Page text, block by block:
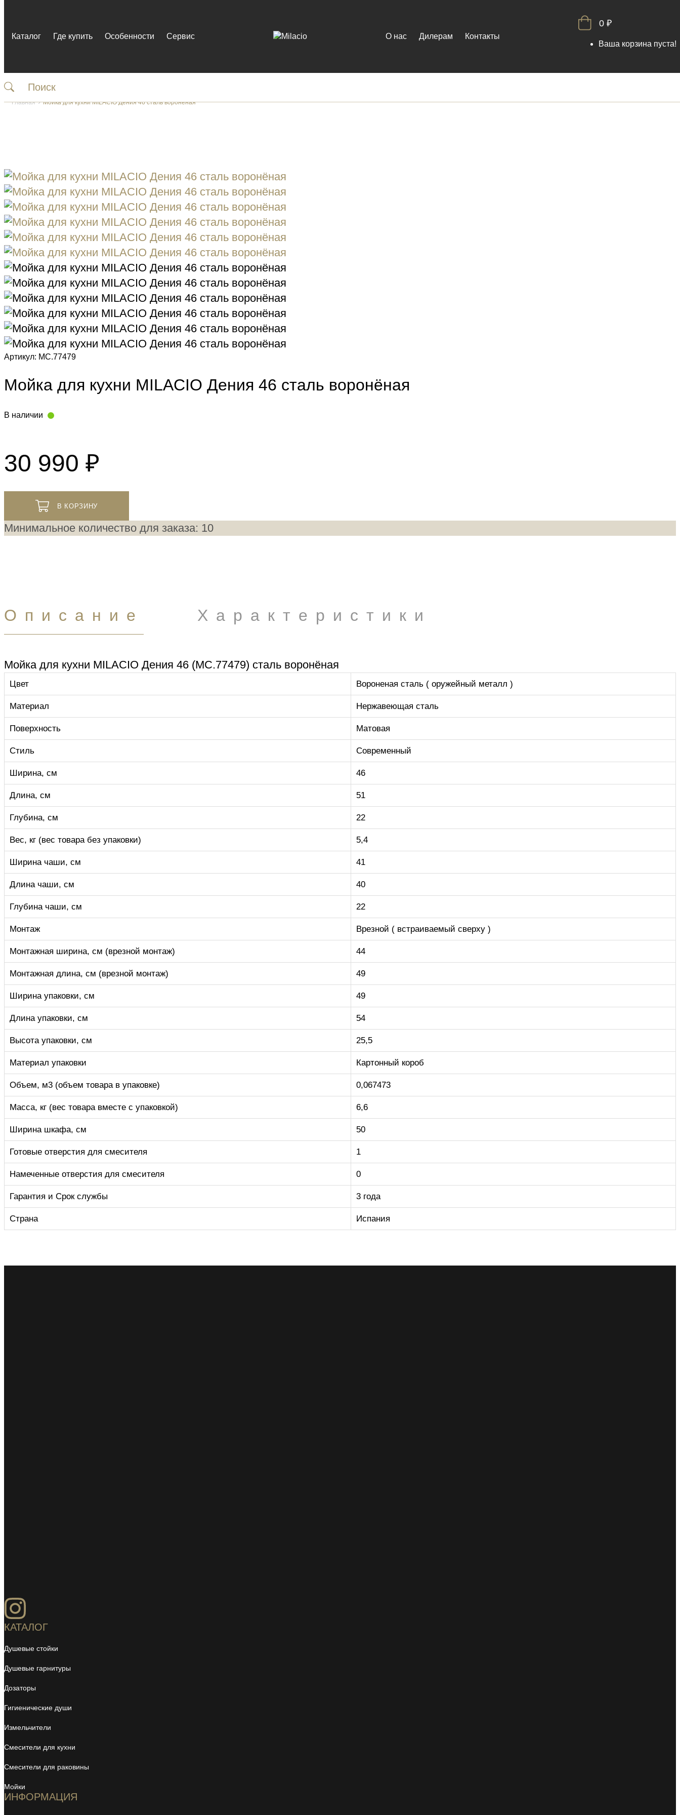
Каталог Где купить Особенности Сервис О нас Дилерам Контакты
0 ₽
Ваша корзина пуста!
Главная Мойка для кухни MILACIO Дения 46 сталь воронёная
Артикул: MC.77479
Мойка для кухни MILACIO Дения 46 сталь воронёная
В наличии
30 990 ₽
В КОРЗИНУ
Минимальное количество для заказа: 10
Описание Характеристики
Мойка для кухни MILACIO Дения 46 (MC.77479) сталь воронёная
Цвет Вороненая сталь ( оружейный металл )
Материал Нержавеющая сталь
Поверхность Матовая
Стиль Современный
Ширина, см 46
Длина, см 51
Глубина, см 22
Вес, кг (вес товара без упаковки) 5,4
Ширина чаши, см 41
Длина чаши, см 40
Глубина чаши, см 22
Монтаж Врезной ( встраиваемый сверху )
Монтажная ширина, см (врезной монтаж) 44
Монтажная длина, см (врезной монтаж) 49
Ширина упаковки, см 49
Длина упаковки, см 54
Высота упаковки, см 25,5
Материал упаковки Картонный короб
Объем, м3 (объем товара в упаковке) 0,067473
Масса, кг (вес товара вместе с упаковкой) 6,6
Ширина шкафа, см 50
Готовые отверстия для смесителя 1
Намеченные отверстия для смесителя 0
Гарантия и Срок службы 3 года
Страна Испания
КАТАЛОГ
Душевые стойки
Душевые гарнитуры
Дозаторы
Гигиенические души
Измельчители
Смесители для кухни
Смесители для раковины
Мойки
ИНФОРМАЦИЯ